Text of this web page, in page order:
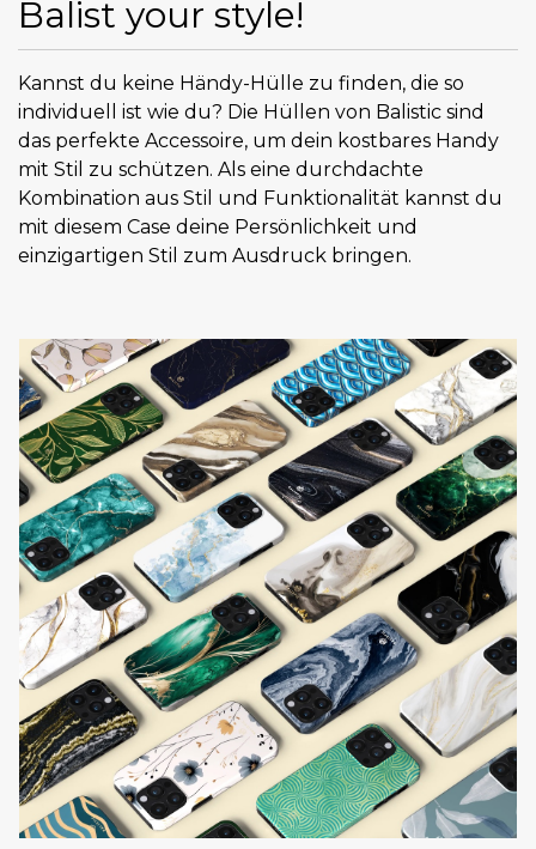
Balist your style!
Kannst du keine Händy-Hülle zu finden, die so
individuell ist wie du? Die Hüllen von Balistic sind
das perfekte Accessoire, um dein kostbares Handy
mit Stil zu schützen. Als eine durchdachte
Kombination aus Stil und Funktionalität kannst du
mit diesem Case deine Persönlichkeit und
einzigartigen Stil zum Ausdruck bringen.